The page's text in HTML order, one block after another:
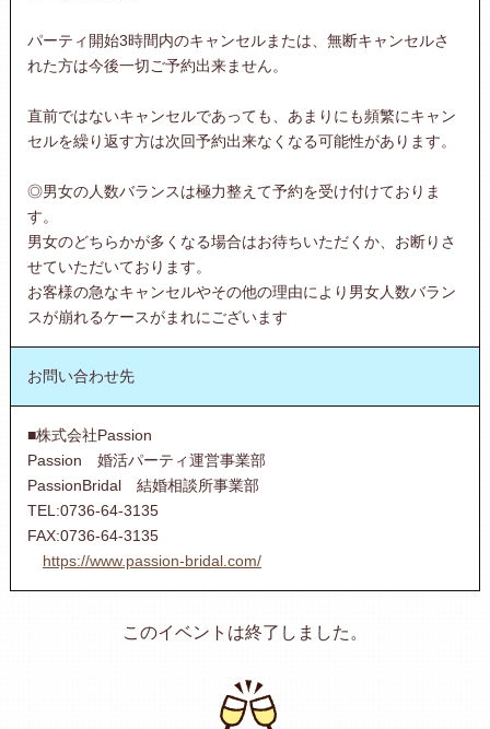
パーティ開始3時間内のキャンセルまたは、無断キャンセルさ
れた方は今後一切ご予約出来ません。
直前ではないキャンセルであっても、あまりにも頻繁にキャン
セルを繰り返す方は次回予約出来なくなる可能性があります。
◎男女の人数バランスは極力整えて予約を受け付けておりま
す。
男女のどちらかが多くなる場合はお待ちいただくか、お断りさ
せていただいております。
お客様の急なキャンセルやその他の理由により男女人数バラン
スが崩れるケースがまれにございます
お問い合わせ先
■株式会社Passion
Passion 婚活パーティ運営事業部
PassionBridal 結婚相談所事業部
TEL:0736-64-3135
FAX:0736-64-3135
https://www.passion-bridal.com/
このイベントは終了しました。